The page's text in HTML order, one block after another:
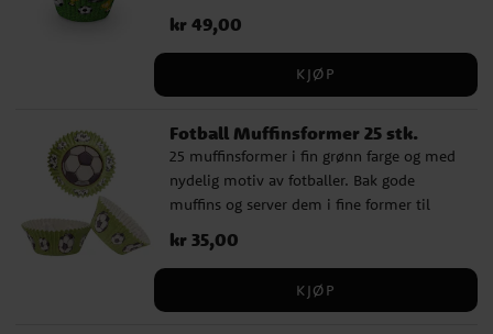
Pris:kr 49,00
kr 49,00
KJØP
Fotball Muffinsformer 25 stk.
25 muffinsformer i fin grønn farge og med
nydelig motiv av fotballer. Bak gode
muffins og server dem i fine former til
feiring og fotballfest. Formene er 5 cm i
bunnen. Vi anbefaler å bruke de sammen
Pris: kr 35,00
kr 35,00
KJØP